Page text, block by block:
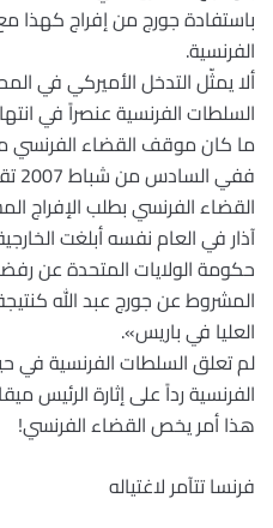
باستفادة جورج من إفراج كهذا
الفرنسية.
ألا يمثّل التدخل الأميركي في
السلطات الفرنسية عنصراً في
ما كان موقف القضاء الفرنسي
القضاء الفرنسي بطلب الإفراج
آذار في العام نفسه أبلغت
حكومة الولايات المتحدة عن
المشروط عن جورج عبد الله
العليا في باريس».
لم تعلق السلطات الفرنسية في
الفرنسية رداً على إثارة الرئيس
هذا أمر يخص القضاء الفرنسي!
فرنسا تتآمر لاغتياله